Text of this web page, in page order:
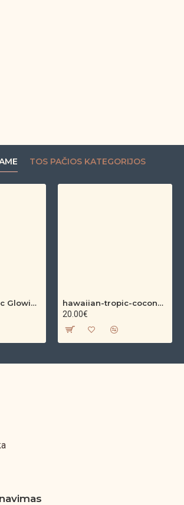
TOS PAČIOS KATEGORIJOS
Hawaiian Tropic Glowing Oil – bronzinantis kūno aliejus su spindesiu (200 ml)
hawaiian-tropic-coconut-argan-dry-oil-spf-30-spray-200ml
20.00€